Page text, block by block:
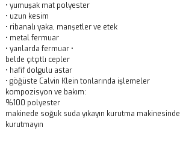
• yumuşak mat polyester
• uzun kesim
• ribanalı yaka, manşetler ve etek
• metal fermuar
• yanlarda fermuar •
belde çıtçıtlı cepler
• hafif dolgulu astar
• göğüste Calvin Klein tonlarında işlemeler
kompozisyon ve bakım:
%100 polyester
makinede soğuk suda yıkayın kurutma makinesinde
kurutmayın